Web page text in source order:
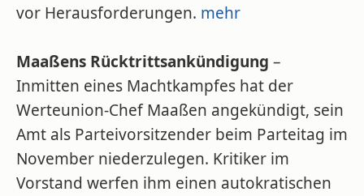
vor Herausforderungen. mehr
Maaßens Rücktrittsankündigung –
Inmitten eines Machtkampfes hat der
Werteunion-Chef Maaßen angekündigt, sein
Amt als Parteivorsitzender beim Parteitag im
November niederzulegen. Kritiker im
Vorstand werfen ihm einen autokratischen